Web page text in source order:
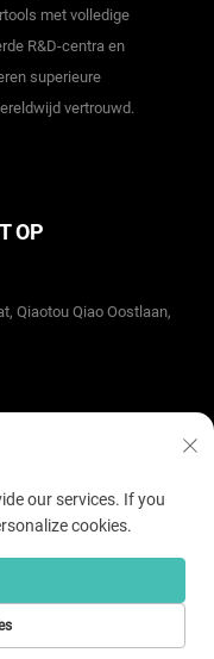
met volledige
R&D-centra en
superieure
vertrouwd.
OP
Qiaotou Qiao Oostlaan,
Technology Co.,Ltd. Alle
our services. If you
cookies.